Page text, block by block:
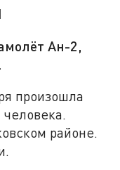
Ан-2,
произошла
районе.